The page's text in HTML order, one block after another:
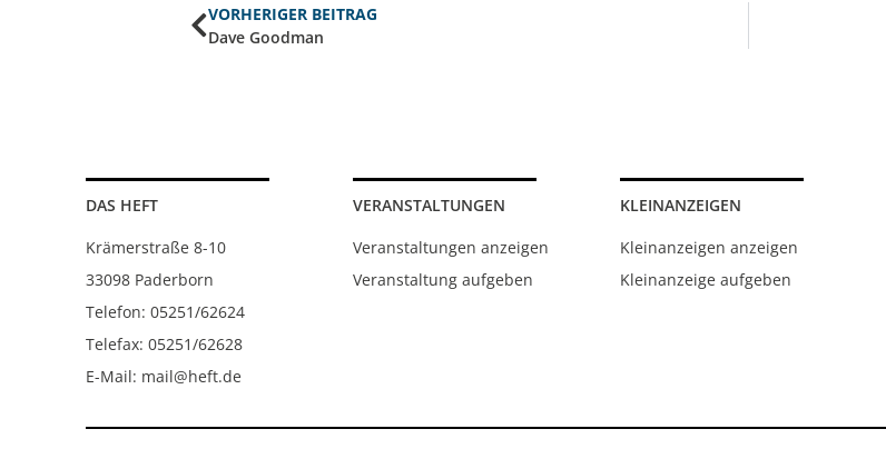
VORHERIGER BEITRAG
Dave Goodman
DAS HEFT
Krämerstraße 8-10
33098 Paderborn
Telefon: 05251/62624
Telefax: 05251/62628
E-Mail: mail@heft.de
VERANSTALTUNGEN
Veranstaltungen anzeigen
Veranstaltung aufgeben
KLEINANZEIGEN
Kleinanzeigen anzeigen
Kleinanzeige aufgeben